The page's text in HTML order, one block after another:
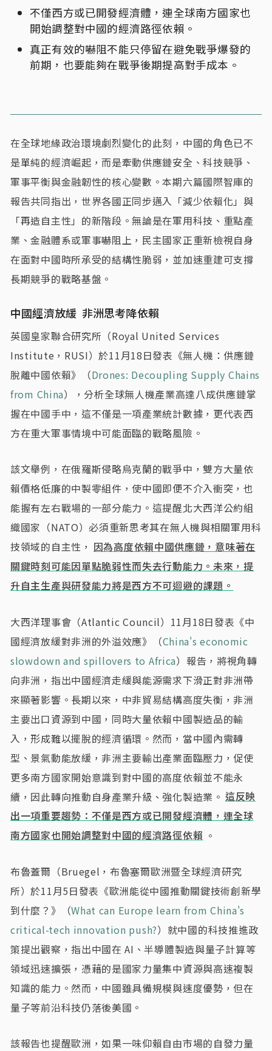
不僅西方或已開發經濟體，連全球南方國家也
開始調整對中國的經濟路徑依賴。
真正有效的嚇阻不能只停留在避免戰爭爆發的
前期，也要能夠在戰爭後期提高對手成本。
在全球地緣政治環境劇烈變化的此刻，中國的角色已不
是單純的經濟崛起，而是牽動供應鏈安全、科技競爭、
軍事平衡與金融韌性的核心變數。本期六篇國際智庫的
報告共同指出，世界各國正同步邁入「減少依賴化」與
「再造自主性」的新階段。無論是在軍用科技、重點產
業、金融體系或軍事嚇阻上，民主國家正重新檢視自身
在面對中國時所承受的結構性脆弱，並加速重建可支撐
長期競爭的戰略基盤。
中國經濟放緩 非洲思考降依賴
英國皇家聯合研究所（Royal United Services
Institute，RUSI）於11月18日發表《無人機：供應鏈
脫離中國依賴》（Drones: Decoupling Supply Chains
from China），分析全球無人機產業高達八成供應鏈掌
握在中國手中，這不僅是一項產業統計數據，更代表西
方在重大軍事情境中可能面臨的戰略風險。
該文舉例，在俄羅斯侵略烏克蘭的戰爭中，雙方大量依
賴價格低廉的中製零組件，使中國即便不介入衝突，也
能握有左右戰場的一部分能力。這提醒北大西洋公約組
織國家（NATO）必須重新思考其在無人機與相關軍用科
技領域的自主性， 因為高度依賴中國供應鏈，意味著在
關鍵時刻可能因單點脆弱性而失去行動能力。未來，提
升自主生產與研發能力將是西方不可迴避的課題。
大西洋理事會（Atlantic Council）11月18日發表《中
國經濟放緩對非洲的外溢效應》（China's economic
slowdown and spillovers to Africa）報告，將視角轉
向非洲，指出中國經濟走緩與能源需求下滑正對非洲帶
來顯著影響。長期以來，中非貿易結構高度失衡，非洲
主要出口資源到中國，同時大量依賴中國製造品的輸
入，形成難以擺脫的經濟循環。然而，當中國內需轉
型、景氣動能放緩，非洲主要輸出產業面臨壓力，促使
更多南方國家開始意識到對中國的高度依賴並不能永
續，因此轉向推動自身產業升級、強化製造業。 這反映
出一項重要趨勢：不僅是西方或已開發經濟體，連全球
南方國家也開始調整對中國的經濟路徑依賴 。
布魯蓋爾（Bruegel，布魯塞爾歐洲暨全球經濟研究
所）於11月5日發表《歐洲能從中國推動關鍵技術創新學
到什麼？》（What can Europe learn from China's
critical-tech innovation push?）就中國的科技推進政
策提出觀察，指出中國在 AI、半導體製造與量子計算等
領域迅速擴張，憑藉的是國家力量集中資源與高速複製
知識的能力。然而，中國雖具備規模與速度優勢，但在
量子等前沿科技仍落後美國。
該報告也提醒歐洲，如果一味仰賴自由市場的自發力量